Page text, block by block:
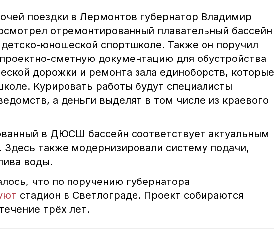
поездки в Лермонтов губернатор Владимир
отремонтированный плавательный бассейн
юношеской спортшколе. Также он поручил
сметную документацию для обустройства
дорожки и ремонта зала единоборств, которые
Курировать работы будут специалисты
а деньги выделят в том числе из краевого
в ДЮСШ бассейн соответствует актуальным
Здесь также модернизировали систему подачи,
воды.
что по поручению губернатора
стадион в Светлограде. Проект собираются
трёх лет.